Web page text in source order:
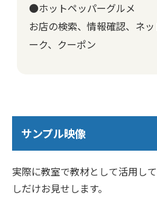
●ホットペッパーグルメ
お店の検索、情報確認、ネ
ーク、クーポン
サンプル映像
実際に教室で教材として活用し
しだけお見せします。